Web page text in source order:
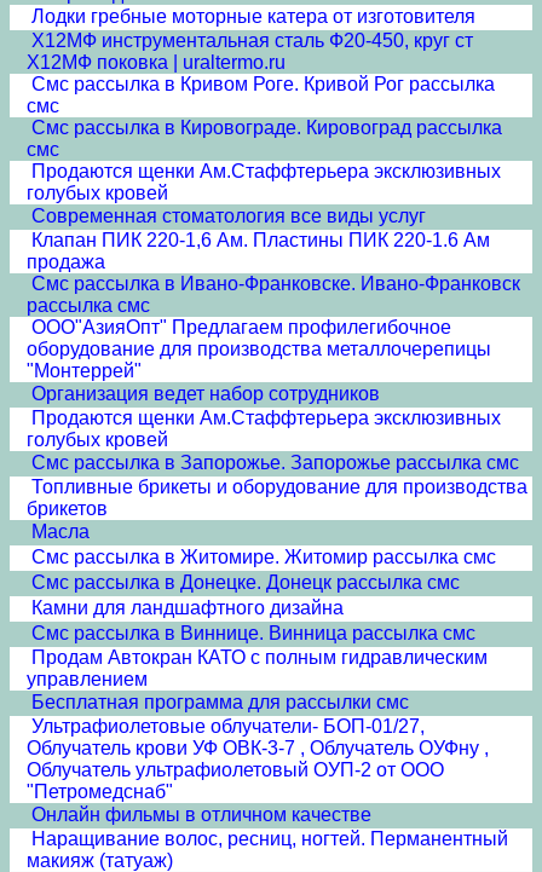
Лодки гребные моторные катера от изготовителя
Х12МФ инструментальная сталь Ф20-450, круг ст
Х12МФ поковка | uraltermo.ru
Смс рассылка в Кривом Роге. Кривой Рог рассылка
смс
Смс рассылка в Кировограде. Кировоград рассылка
смс
Продаются щенки Ам.Стаффтерьера эксклюзивных
голубых кровей
Современная стоматология все виды услуг
Клапан ПИК 220-1,6 Ам. Пластины ПИК 220-1.6 Ам
продажа
Смс рассылка в Ивано-Франковске. Ивано-Франковск
рассылка смс
ООО"АзияОпт" Предлагаем профилегибочное
оборудование для производства металлочерепицы
"Монтеррей"
Организация ведет набор сотрудников
Продаются щенки Ам.Стаффтерьера эксклюзивных
голубых кровей
Смс рассылка в Запорожье. Запорожье рассылка смс
Топливные брикеты и оборудование для производства
брикетов
Масла
Смс рассылка в Житомире. Житомир рассылка смс
Смс рассылка в Донецке. Донецк рассылка смс
Камни для ландшафтного дизайна
Смс рассылка в Виннице. Винница рассылка смс
Продам Автокран КАТО с полным гидравлическим
управлением
Бесплатная программа для рассылки смс
Ультрафиолетовые облучатели- БОП-01/27,
Облучатель крови УФ ОВК-3-7 , Облучатель ОУФну ,
Облучатель ультрафиолетовый ОУП-2 от ООО
"Петромедснаб"
Онлайн фильмы в отличном качестве
Наращивание волос, ресниц, ногтей. Перманентный
макияж (татуаж)